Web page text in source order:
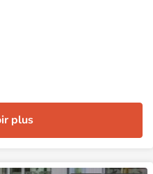
plus